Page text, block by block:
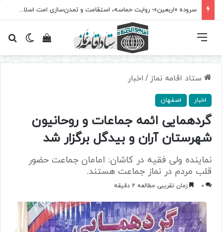
سروده‌ «اربعین»؛ روایت حماسه، استقامت و تمدن‌سازی امت اسلامی
تغییرمشاهده فهرست
ستاد اقامه نماز / اخبار
اخبار اصفهان
گردهمایی ائمه جماعات و روحانیون
شهرستان آران و بیدگل برگزار شد
نماینده ولی فقیه در کاشان: امامان جماعت حضور
قلب مردم در نماز جماعت هستند.
0 زمان تقریبی مطالعه 2 دقیقه